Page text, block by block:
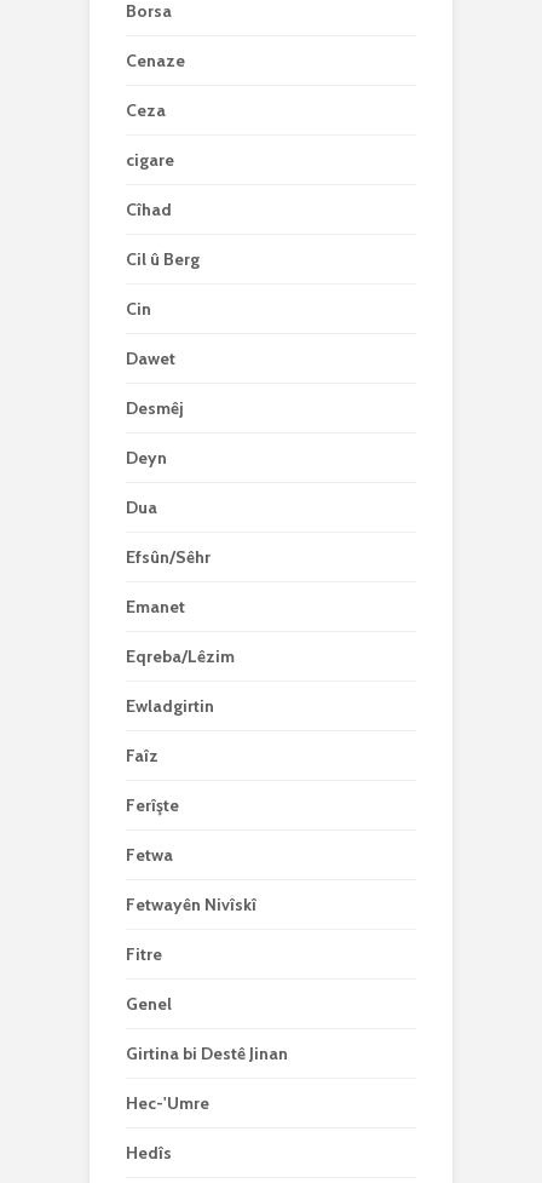
Borsa
Cenaze
Ceza
cigare
Cîhad
Cil û Berg
Cin
Dawet
Desmêj
Deyn
Dua
Efsûn/Sêhr
Emanet
Eqreba/Lêzim
Ewladgirtin
Faîz
Ferîşte
Fetwa
Fetwayên Nivîskî
Fitre
Genel
Girtina bi Destê Jinan
Hec-'Umre
Hedîs